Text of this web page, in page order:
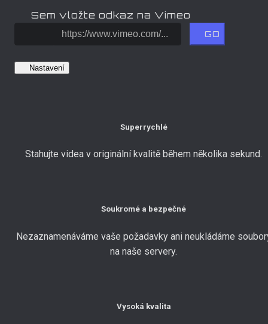
Sem vložte odkaz na Vimeo
GO
Nastavení
Superrychlé
Stahujte videa v originální kvalitě během několika sekund.
Soukromé a bezpečné
Nezaznamenáváme vaše požadavky ani neukládáme
na naše servery.
Vysoká kvalita